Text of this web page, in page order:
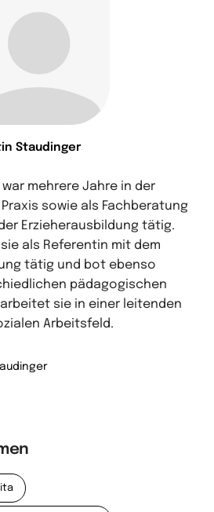
Staudinger
war mehrere Jahre in der
sowie als Fachberatung
Erzieherausbildung tätig.
als Referentin mit dem
tätig und bot ebenso
pädagogischen
sie in einer leitenden
Arbeitsfeld.